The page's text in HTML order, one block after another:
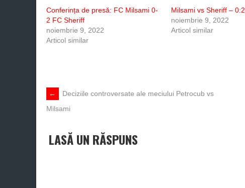
Conferința de presă: FC Milsami 0-
2 FC Sheriff
noiembrie 9, 2022
Articol similar
Milsami vs Sheriff – 0:2
noiembrie 9, 2022
Articol similar
POST
NAVIGATION
←
Deciziile controversate ale meciului Petrocub vs
Milsami
LASĂ UN RĂSPUNS